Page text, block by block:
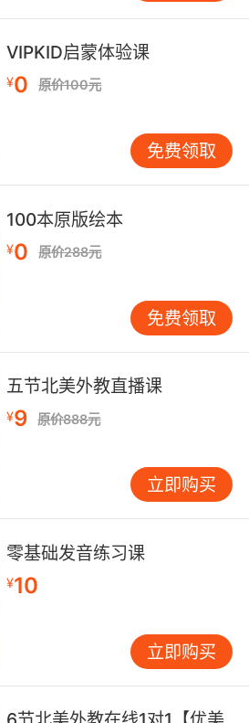
VIPKID启蒙体验课
¥0 原价100元
免费领取
100本原版绘本
¥0 原价288元
免费领取
五节北美外教直播课
¥9 原价888元
立即购买
零基础发音练习课
¥10
立即购买